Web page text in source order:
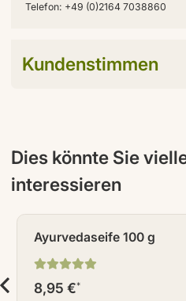
Telefon: +49 (0)2164 7038860
Kundenstimmen
Dies könnte Sie
interessieren
Ayurvedaseife 100 g
8,95 €*